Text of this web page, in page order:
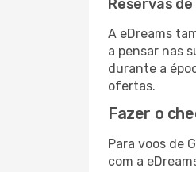
Reservas
A eDreams
a pensar nas
durante a
ofertas.
Fazer o
Para voos de
com a